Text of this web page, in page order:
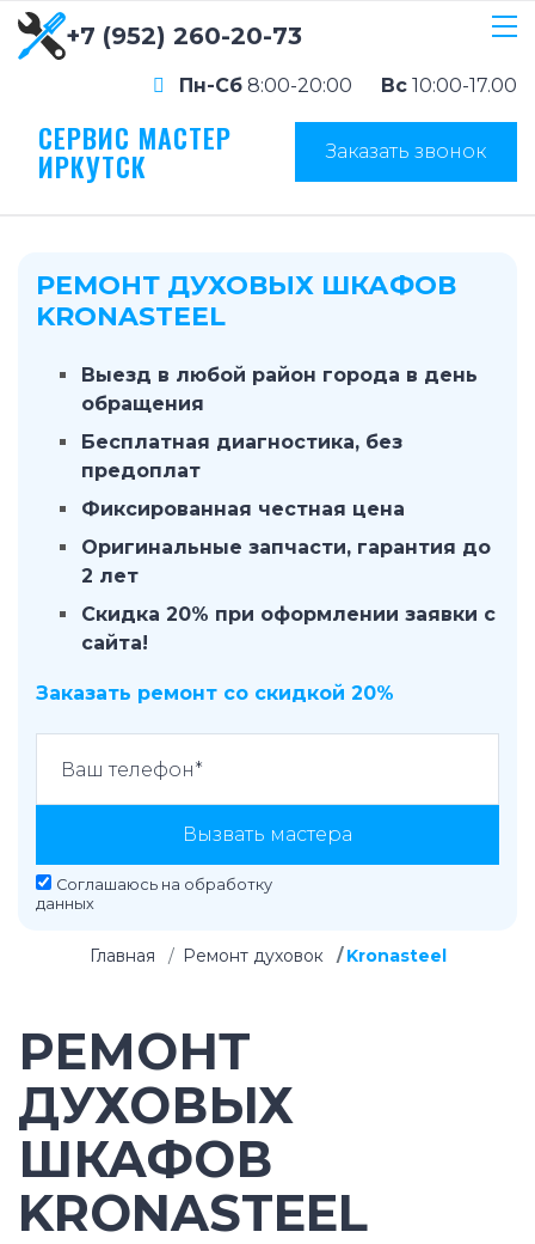
+7 (952) 260-20-73
Пн-Сб 8:00-20:00 Вс 10:00-17.00
СЕРВИС МАСТЕР
ИРКУТСК Заказать звонок
РЕМОНТ ДУХОВЫХ ШКАФОВ
KRONASTEEL
Выезд в любой район города в день
обращения
Бесплатная диагностика, без
предоплат
Фиксированная честная цена
Оригинальные запчасти, гарантия до
2 лет
Скидка 20% при оформлении заявки с
сайта!
Заказать ремонт со скидкой 20%
Вызвать мастера
Соглашаюсь на обработку
данных
Главная Ремонт духовок Kronasteel
РЕМОНТ
ДУХОВЫХ
ШКАФОВ
KRONASTEEL